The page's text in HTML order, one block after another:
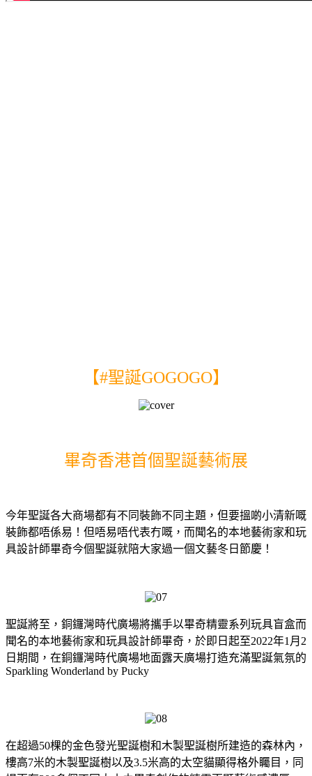
【#聖誕GOGOGO】
畢奇香港首個聖誕藝術展
今年聖誕各大商場都有不同裝飾不同主題，但要搵啲小清新嘅
裝飾都唔係易！但唔易唔代表冇嘅，而聞名的本地藝術家和玩
具設計師畢奇今個聖誕就陪大家過一個文藝冬日節慶！
聖誕將至，銅鑼灣時代廣場將攜手以畢奇精靈系列玩具盲盒而
聞名的本地藝術家和玩具設計師畢奇，於即日起至2022年1月2
日期間，在銅鑼灣時代廣場地面露天廣場打造充滿聖誕氣氛的
Sparkling Wonderland by Pucky
在超過50棵的金色發光聖誕樹和木製聖誕樹所建造的森林內，
樓高7米的木製聖誕樹以及3.5米高的太空貓顯得格外矚目，同